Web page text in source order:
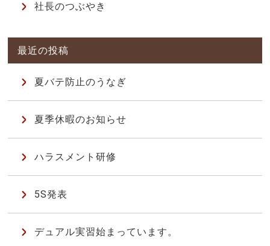
社長のつぶやき
夏バテ防止のうなぎ
夏季休暇のお知らせ
ハラスメント研修
5S発表
デュアル実習始まっています。